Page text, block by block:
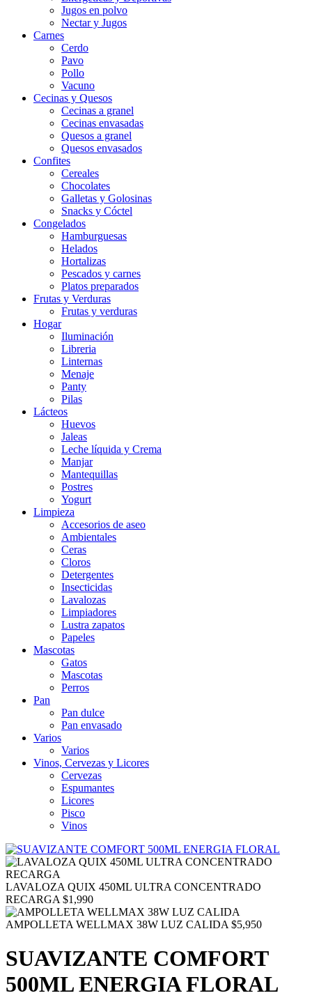
Jugos en polvo
Nectar y Jugos
Carnes
Cerdo
Pavo
Pollo
Vacuno
Cecinas y Quesos
Cecinas a granel
Cecinas envasadas
Quesos a granel
Quesos envasados
Confites
Cereales
Chocolates
Galletas y Golosinas
Snacks y Cóctel
Congelados
Hamburguesas
Helados
Hortalizas
Pescados y carnes
Platos preparados
Frutas y Verduras
Frutas y verduras
Hogar
Iluminación
Libreria
Linternas
Menaje
Panty
Pilas
Lácteos
Huevos
Jaleas
Leche líquida y Crema
Manjar
Mantequillas
Postres
Yogurt
Limpieza
Accesorios de aseo
Ambientales
Ceras
Cloros
Detergentes
Insecticidas
Lavalozas
Limpiadores
Lustra zapatos
Papeles
Mascotas
Gatos
Mascotas
Perros
Pan
Pan dulce
Pan envasado
Varios
Varios
Vinos, Cervezas y Licores
Cervezas
Espumantes
Licores
Pisco
Vinos
LAVALOZA QUIX 450ML ULTRA CONCENTRADO
RECARGA $1,990
AMPOLLETA WELLMAX 38W LUZ CALIDA $5,950
SUAVIZANTE COMFORT
500ML ENERGIA FLORAL